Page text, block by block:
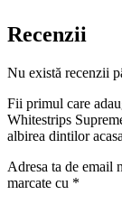
Recenzii
Nu există recenzii
Fii primul care
Whitestrips
albirea dintilor
Adresa ta de email
marcate cu *